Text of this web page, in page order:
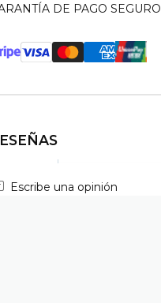
DE PAGO SEGURO
Escribe una opinión